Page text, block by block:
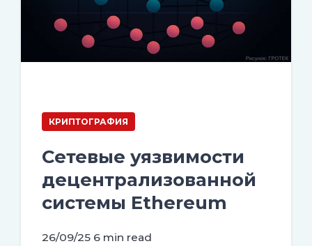
КРИПТОГРАФИЯ
Сетевые уязвимости
децентрализованной
системы Ethereum
26/09/25 6 min read